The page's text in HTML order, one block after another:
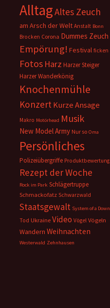
AlltagAltes Zeuch
am Arsch der Welt Anstalt Bonn
Brocken Corona Dummes Zeuch
Empörung! Festival ficken
Fotos Harz Harzer Steiger
Harzer Wanderkönig
Knochenmühle
KonzertKurze Ansage
Makro Motörhead Musik
New Model Army Nur so Oma
Persönliches
Polizeiübergriffe Produktbewertung
Rezept der Woche
Rock im Park Schlägertruppe
Schmackofatz Schwarzwald
Staatsgewalt System of a Down
Tod Ukraine Video Vögel Vögeln
Wandern Weihnachten
Westerwald Zehnhausen